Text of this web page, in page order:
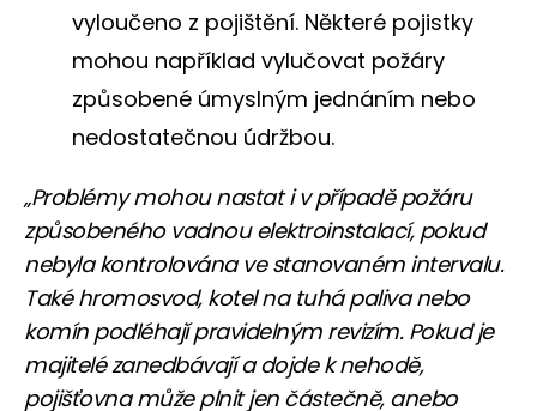
vyloučeno z pojištění. Některé pojistky
mohou například vylučovat požáry
způsobené úmyslným jednáním nebo
nedostatečnou údržbou.
„Problémy mohou nastat i v případě požáru
způsobeného vadnou elektroinstalací, pokud
nebyla kontrolována ve stanovaném intervalu.
Také hromosvod, kotel na tuhá paliva nebo
komín podléhají pravidelným revizím. Pokud je
majitelé zanedbávají a dojde k nehodě,
pojišťovna může plnit jen částečně, anebo